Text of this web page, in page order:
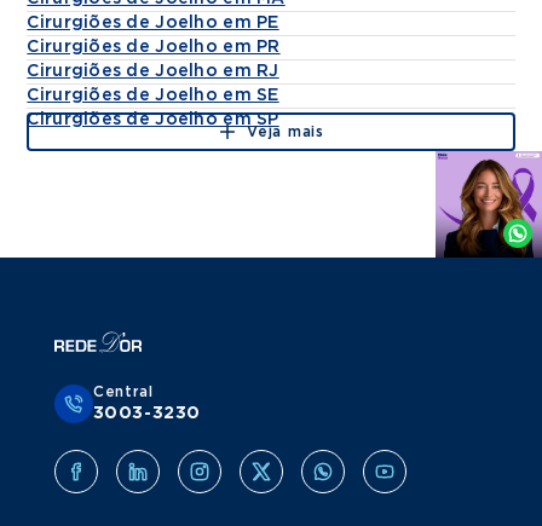
Cirurgiões de Joelho em PE
Cirurgiões de Joelho em PR
Cirurgiões de Joelho em RJ
Cirurgiões de Joelho em SE
Cirurgiões de Joelho em SP
Veja mais
Agende
Whatsapp
Central
3003-3230